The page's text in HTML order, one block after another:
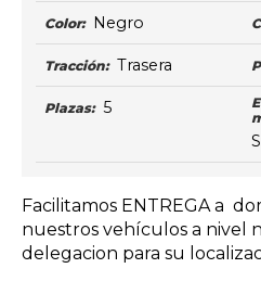
Color: Negro
Tracción: Trasera
Plazas: 5
Facilitamos ENTREGA a
nuestros vehículos a nivel
delegacion para su